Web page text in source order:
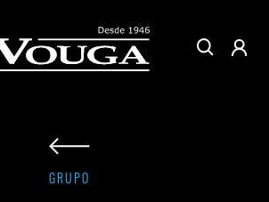
GRUPO